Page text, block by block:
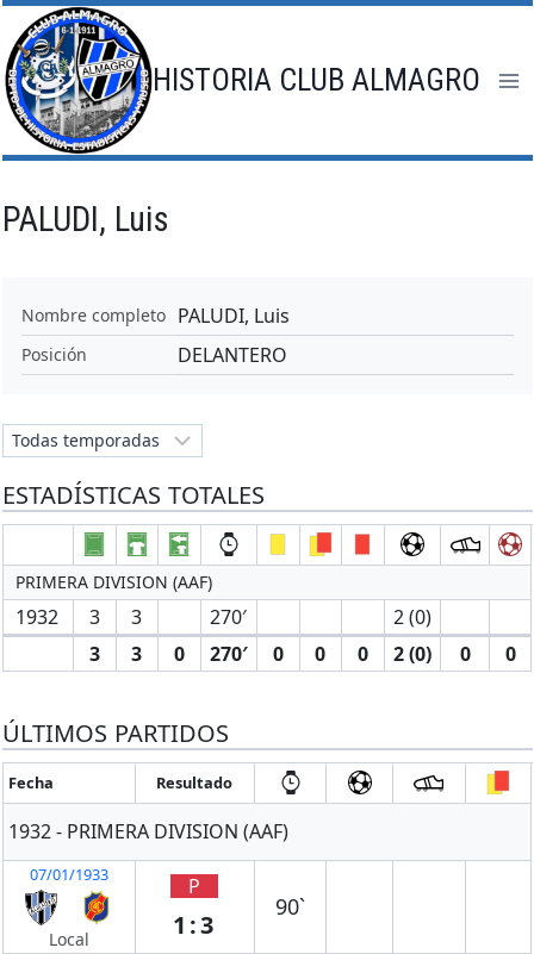
Saltar
al
contenido
HISTORIA CLUB ALMAGRO
PALUDI, Luis
Nombre completo PALUDI, Luis
Posición DELANTERO
ESTADÍSTICAS TOTALES
PRIMERA DIVISION (AAF)
1932 3 3 270′
2 (0)
3
3 0 270′ 0 0 0 2 (0) 0 0
ÚLTIMOS PARTIDOS
Fecha Resultado
1932 - PRIMERA DIVISION (AAF)
07/01/1933
Local
P
1:3
90`